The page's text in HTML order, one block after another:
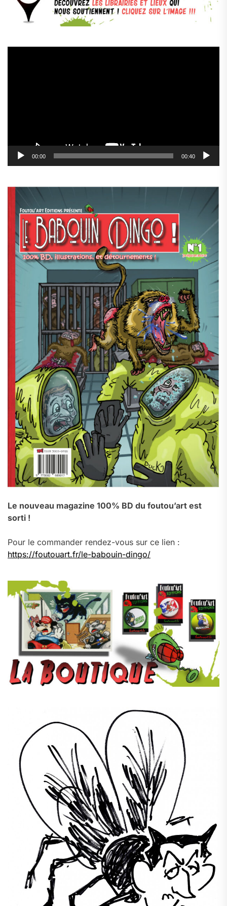
00:00 00:40
Le nouveau magazine 100% BD du foutou’art est
sorti !
Pour le commander rendez-vous sur ce lien :
https://foutouart.fr/le-babouin-dingo/